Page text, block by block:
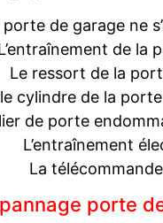
porte de garage ne
de la
Le ressort de la
cylindre de la
de porte
L’entraînement
La
porte